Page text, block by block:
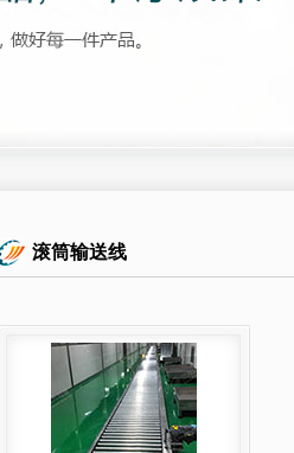
滚筒输送线